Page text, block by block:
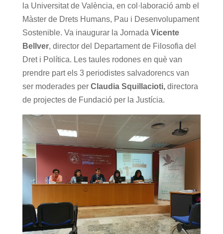
la Universitat de València, en col·laboració amb el
Màster de Drets Humans, Pau i Desenvolupament
Sostenible. Va inaugurar la Jornada Vicente
Bellver, director del Departament de Filosofia del
Dret i Política. Les taules rodones en què van
prendre part els 3 periodistes salvadorencs van
ser moderades per Claudia Squillacioti, directora
de projectes de Fundació per la Justícia.